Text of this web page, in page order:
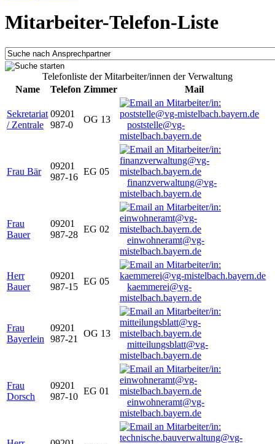
Mitarbeiter-Telefon-Liste
Telefonliste der Mitarbeiter/innen der Verwaltung
Name
Telefon Zimmer Mail
Sekretariat
/ Zentrale
09201
987-0
OG 13
poststelle@vg-
mistelbach.bayern.de
Frau Bär
09201
987-16
EG 05
finanzverwaltung@vg-
mistelbach.bayern.de
Frau
Bauer
09201
987-28
EG 02
einwohneramt@vg-
mistelbach.bayern.de
Herr
Bauer
09201
987-15
EG 05
kaemmerei@vg-
mistelbach.bayern.de
Frau
Bayerlein
09201
987-21
OG 13
mitteilungsblatt@vg-
mistelbach.bayern.de
Frau
Dorsch
09201
987-10
EG 01
einwohneramt@vg-
mistelbach.bayern.de